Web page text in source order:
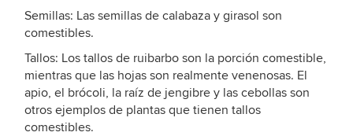
Semillas: Las semillas de calabaza y girasol son
comestibles.
Tallos: Los tallos de ruibarbo son la porción comestible,
mientras que las hojas son realmente venenosas. El
apio, el brócoli, la raíz de jengibre y las cebollas son
otros ejemplos de plantas que tienen tallos
comestibles.